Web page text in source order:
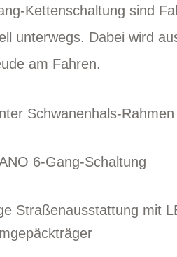
Kettenschaltung sind
unterwegs. Dabei wird
am Fahren.
Schwanenhals-
6-Gang-Schaltung
Straßenausstattung mit